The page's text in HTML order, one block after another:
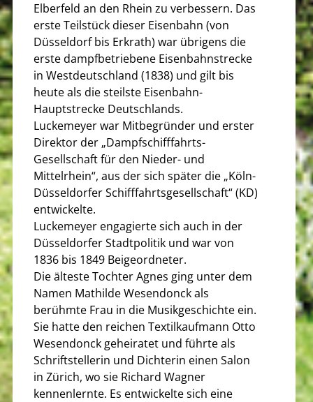
Elberfeld an den Rhein zu verbessern. Das
erste Teilstück dieser Eisenbahn (von
Düsseldorf bis Erkrath) war übrigens die
erste dampfbetriebene Eisenbahnstrecke
in Westdeutschland (1838) und gilt bis
heute als die steilste Eisenbahn-
Hauptstrecke Deutschlands.
Luckemeyer war Mitbegründer und erster
Direktor der „Dampfschifffahrts-
Gesellschaft für den Nieder- und
Mittelrhein“, aus der sich später die „Köln-
Düsseldorfer Schifffahrtsgesellschaft“ (KD)
entwickelte.
Luckemeyer engagierte sich auch in der
Düsseldorfer Stadtpolitik und war von
1836 bis 1849 Beigeordneter.
Die älteste Tochter Agnes ging unter dem
Namen Mathilde Wesendonck als
berühmte Frau in die Musikgeschichte ein.
Sie hatte den reichen Textilkaufmann Otto
Wesendonck geheiratet und führte als
Schriftstellerin und Dichterin einen Salon
in Zürich, wo sie Richard Wagner
kennenlernte. Es entwickelte sich eine